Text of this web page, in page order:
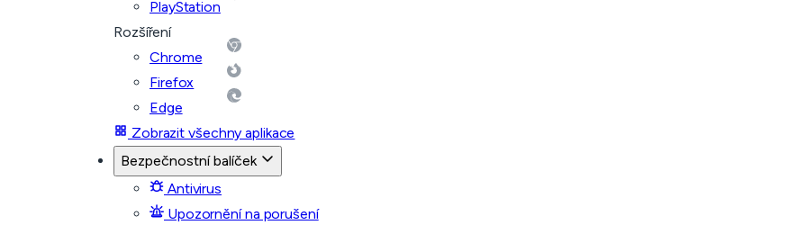
PlayStation
Rozšíření
Chrome
Firefox
Edge
Zobrazit všechny aplikace
Bezpečnostní balíček
Antivirus
Upozornění na porušení